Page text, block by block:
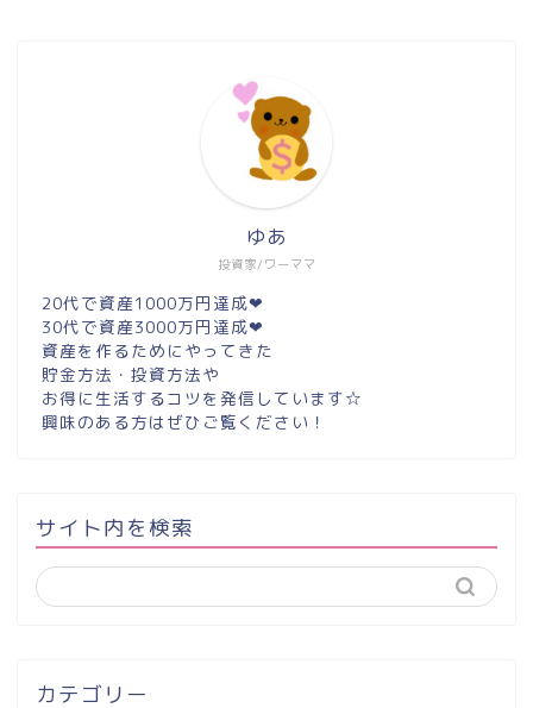
投資家/ワーママ
ゆあ
20代で資産1000万円達成❤︎
30代で資産3000万円達成❤︎
資産を作るためにやってきた
貯金方法・投資方法や
お得に生活するコツを発信しています☆
興味のある方はぜひご覧ください！
サイト内を検索
カテゴリー